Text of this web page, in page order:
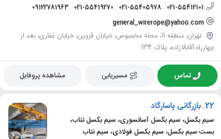
021-55412101
021-55405978
021-55419270
09122781963
general_wirerope@yahoo.com
تهران، منطقه 11، محله مخصوص، خیابان قزوین، خیابان غفاری، بعد از
چهارراه آقابالازاده، پلاک 134
تماس مسیریابی مشاهده پروفایل
22. بازرگانی پاسارگاد
سیم بکسل، سیم بکسل آسانسوری، سیم بکسل نتاب،
بست سیم بکسل، سیم بکسل فولادی، سیم نتاب